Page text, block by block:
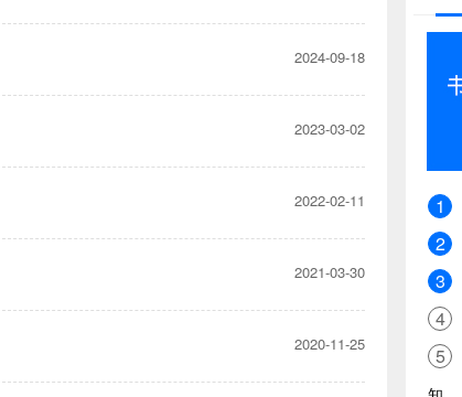
2024-09-18
2023-03-02
2022-02-11
2021-03-30
2020-11-25
1
2
3
4
5